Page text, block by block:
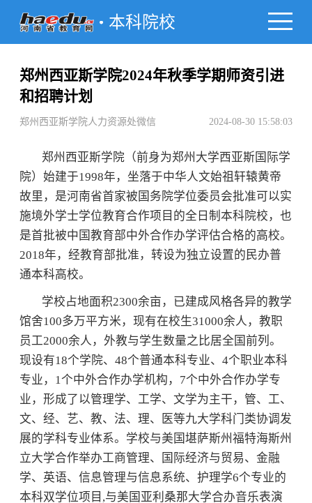
本科院校
郑州西亚斯学院2024年秋季学期师资引进
和招聘计划
郑州西亚斯学院人力资源处微信 2024-08-30 15:58:03
郑州西亚斯学院（前身为郑州大学西亚斯国际学
院）始建于1998年，坐落于中华人文始祖轩辕黄帝
故里，是河南省首家被国务院学位委员会批准可以实
施境外学士学位教育合作项目的全日制本科院校，也
是首批被中国教育部中外合作办学评估合格的高校。
2018年，经教育部批准，转设为独立设置的民办普
通本科高校。
学校占地面积2300余亩，已建成风格各异的教学
馆舍100多万平方米，现有在校生31000余人，教职
员工2000余人，外教与学生数量之比居全国前列。
现设有18个学院、48个普通本科专业、4个职业本科
专业，1个中外合作办学机构，7个中外合作办学专
业，形成了以管理学、工学、文学为主干，管、工、
文、经、艺、教、法、理、医等九大学科门类协调发
展的学科专业体系。学校与美国堪萨斯州福特海斯州
立大学合作举办工商管理、国际经济与贸易、金融
学、英语、信息管理与信息系统、护理学6个专业的
本科双学位项目,与美国亚利桑那大学合办音乐表演